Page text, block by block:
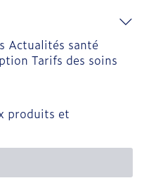
Actualités santé
Tarifs des soins
produits et